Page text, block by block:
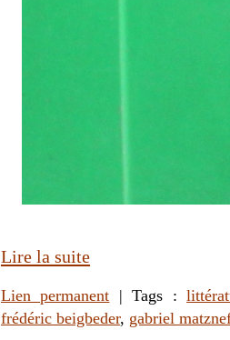
Lire la suite
Lien permanent | Tags :
frédéric beigbeder, gabriel